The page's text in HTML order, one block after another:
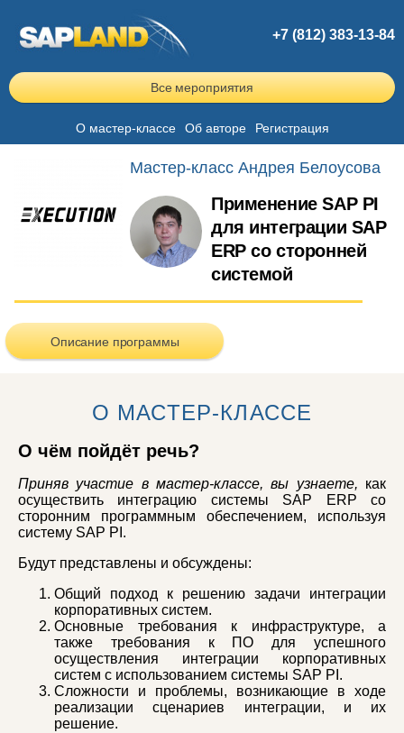
+7 (812) 383-13-84
О мастер-классе Об авторе Регистрация
Все мероприятия
Мастер-класс Андрея Белоусова
Применение SAP PI
для интеграции SAP
ERP со сторонней
системой
Описание программы
О МАСТЕР-КЛАССЕ
О чём пойдёт речь?
Приняв участие в мастер-классе, вы узнаете, как
осуществить интеграцию системы SAP ERP со
сторонним программным обеспечением, используя
систему SAP PI.
Будут представлены и обсуждены:
Общий подход к решению задачи интеграции
корпоративных систем.
Основные требования к инфраструктуре, а
также требования к ПО для успешного
осуществления интеграции корпоративных
систем с использованием системы SAP PI.
Сложности и проблемы, возникающие в ходе
реализации сценариев интеграции, и их
решение.